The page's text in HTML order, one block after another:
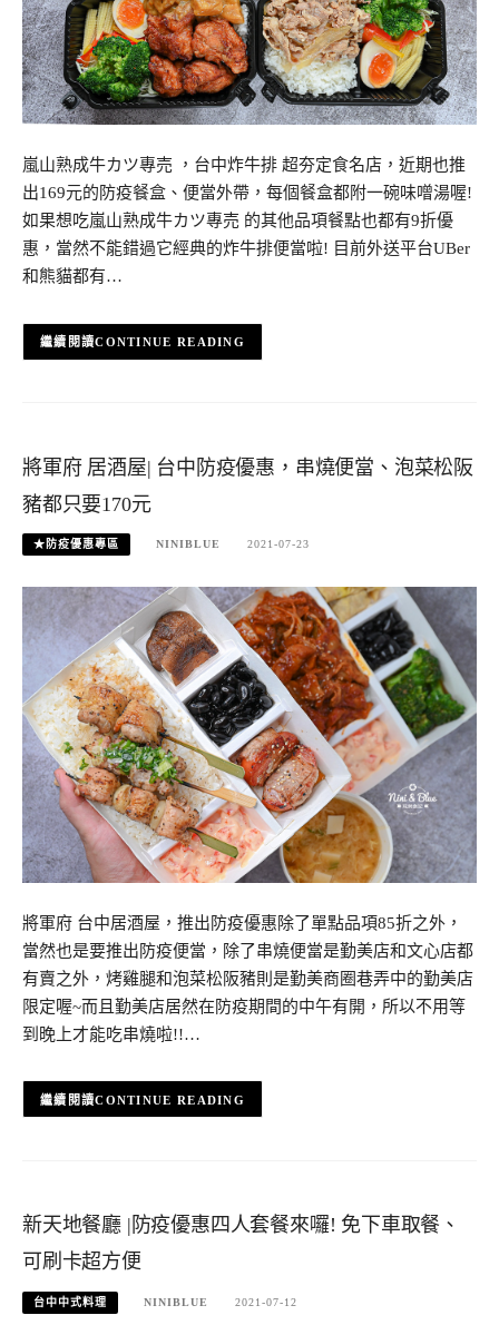
嵐山熟成牛カツ專売 ，台中炸牛排 超夯定食名店，近期也推
出169元的防疫餐盒、便當外帶，每個餐盒都附一碗味噌湯喔!
如果想吃嵐山熟成牛カツ專売 的其他品項餐點也都有9折優
惠，當然不能錯過它經典的炸牛排便當啦! 目前外送平台UBer
和熊貓都有…
CONTINUE READING
將軍府 居酒屋| 台中防疫優惠，串燒便當、泡菜松阪
豬都只要170元
★防疫優惠專區 NINIBLUE 2021-07-23
將軍府 台中居酒屋，推出防疫優惠除了單點品項85折之外，
當然也是要推出防疫便當，除了串燒便當是勤美店和文心店都
有賣之外，烤雞腿和泡菜松阪豬則是勤美商圈巷弄中的勤美店
限定喔~而且勤美店居然在防疫期間的中午有開，所以不用等
到晚上才能吃串燒啦!!…
CONTINUE READING
新天地餐廳 |防疫優惠四人套餐來囉! 免下車取餐、
可刷卡超方便
台中中式料理 NINIBLUE 2021-07-12